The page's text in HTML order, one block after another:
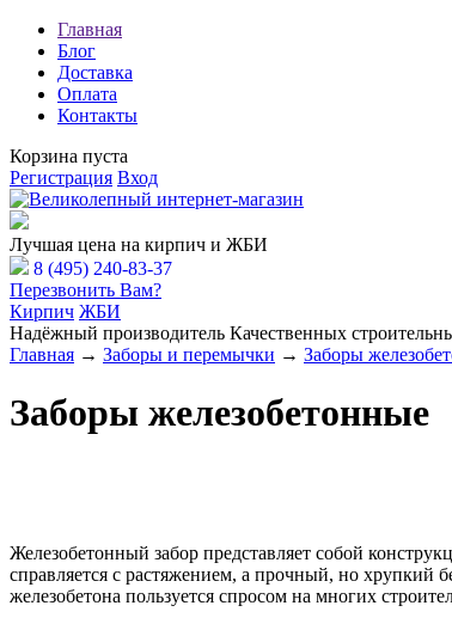
Главная
Блог
Доставка
Оплата
Контакты
Корзина пуста
Регистрация Вход
Лучшая цена на кирпич и ЖБИ
8 (495) 240-83-37
Перезвонить Вам?
Кирпич ЖБИ
Надёжный производитель Качественных
Главная → Заборы и перемычки → Заборы
Заборы железобетонные
Железобетонный забор представляет собой
справляется с растяжением, а прочный, но хрупкий
железобетона пользуется спросом на многих